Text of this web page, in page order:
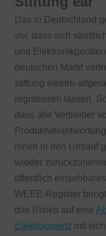
Das in Deutschland
vor, dass sich
und
deutschen Markt
stiftung elektro-
registrieren lassen.
dass alle Vertreiber
ihnen in den Umlauf
wieder
öffentlich
WEEE-Register
das Risiko auf eine
Elektrogesetz mit